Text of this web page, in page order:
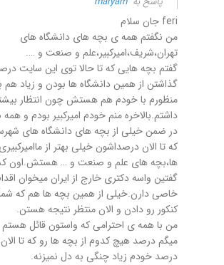
feri جان سلام
من نگفتم همه ی بچه های دانشگاه های
تهران،شریف،امیرکبیر،علم و صنعت و ….
گفتم بچه هایی که تا حالا توی این سایت
گذاشتن از همین دانشگاه ها بودن و زیاد هم
منظورم با خودم هم هستش چون انتظار
داشتم.بالاخره منم خودم امیرکبیر بودم و
در ضمن خیلی از بچه های دانشگاه های
که تا الان درصداشون خیلی بهتر از
ها،بچه های علم و صنعت و … هستش.اون
گفتین واسه دکتری خارج از ایران میخوان
خاصی دارن.خیلی از همین بچه ها هم که
کنکور رو دادن و الان منتظر نتیجه هستن.
من با همه ی احترامی که واستون قائل هستم
میگم درصد هیچ کدوم از بچه ها رو که تا
درصد خودم زیاد چنگی به دل نمیزنه.